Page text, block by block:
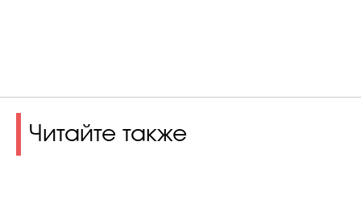
Читайте также